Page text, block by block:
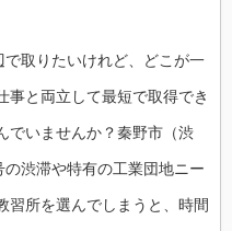
で取りたいけれど、どこが一
事と両立して最短で取得でき
でいませんか？秦野市（渋
渋滞や特有の工業団地ニー
習所を選んでしまうと、時間